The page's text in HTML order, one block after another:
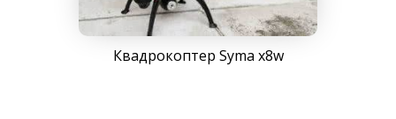
Квадрокоптер Syma x8w